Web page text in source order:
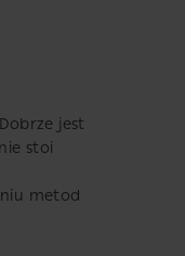
jest
stoi
metod